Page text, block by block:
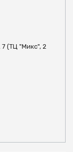
7 (ТЦ "Микс", 2